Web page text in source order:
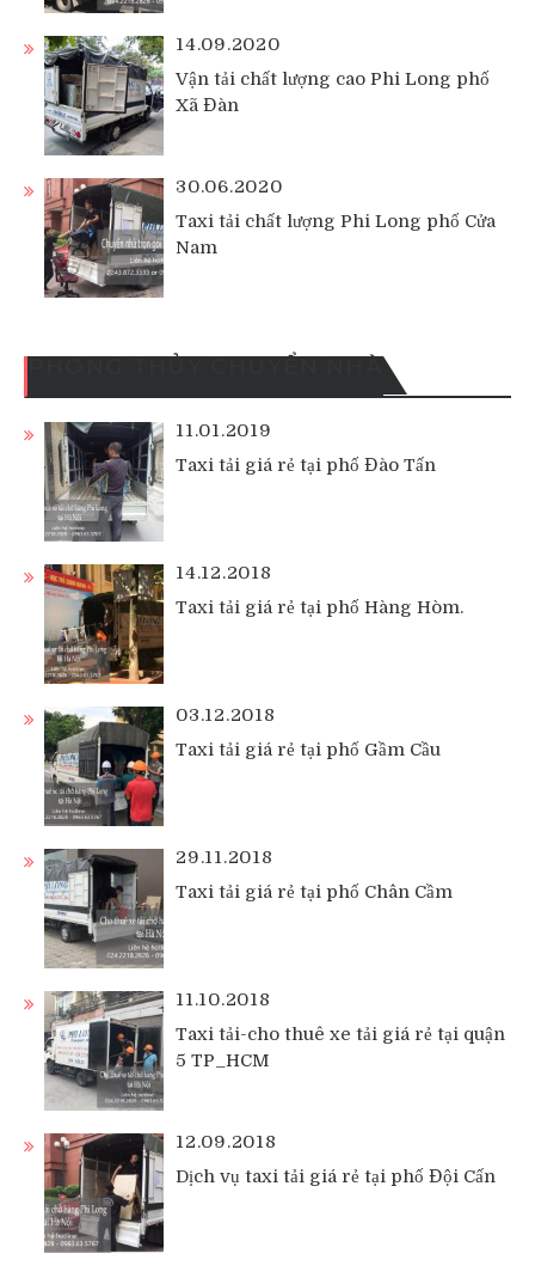
14.09.2020
Vận tải chất lượng cao Phi Long phố
Xã Đàn
30.06.2020
Taxi tải chất lượng Phi Long phố Cửa
Nam
11.01.2019
Taxi tải giá rẻ tại phố Đào Tấn
14.12.2018
Taxi tải giá rẻ tại phố Hàng Hòm.
03.12.2018
Taxi tải giá rẻ tại phố Gầm Cầu
29.11.2018
Taxi tải giá rẻ tại phố Chân Cầm
11.10.2018
Taxi tải-cho thuê xe tải giá rẻ tại quận
5 TP_HCM
12.09.2018
Dịch vụ taxi tải giá rẻ tại phố Đội Cấn